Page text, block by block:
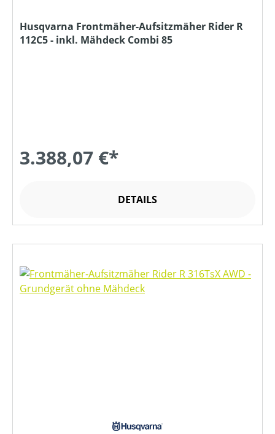
Husqvarna Frontmäher-Aufsitzmäher Rider R
112C5 - inkl. Mähdeck Combi 85
3.388,07 €*
DETAILS